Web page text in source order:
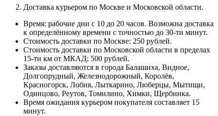
Доставка курьером по Москве и Московской области.
Время: рабочие дни с 10 до 20 часов. Возможна доставка
к определённому времени с точностью до 30-ти минут.
Стоимость доставки по Москве: 250 рублей.
Стоимость доставки по Московской области в пределах
15-ти км от МКАД: 500 рублей.
Заказы доставляются в города Балашиха, Видное,
Долгопрудный, Железнодорожный, Королёв,
Красногорск, Лобня, Лыткарино, Люберцы, Мытищи,
Одинцово, Реутов, Томилино, Химки, Щербинка.
Время ожидания курьером покупателя составляет 15
минут.